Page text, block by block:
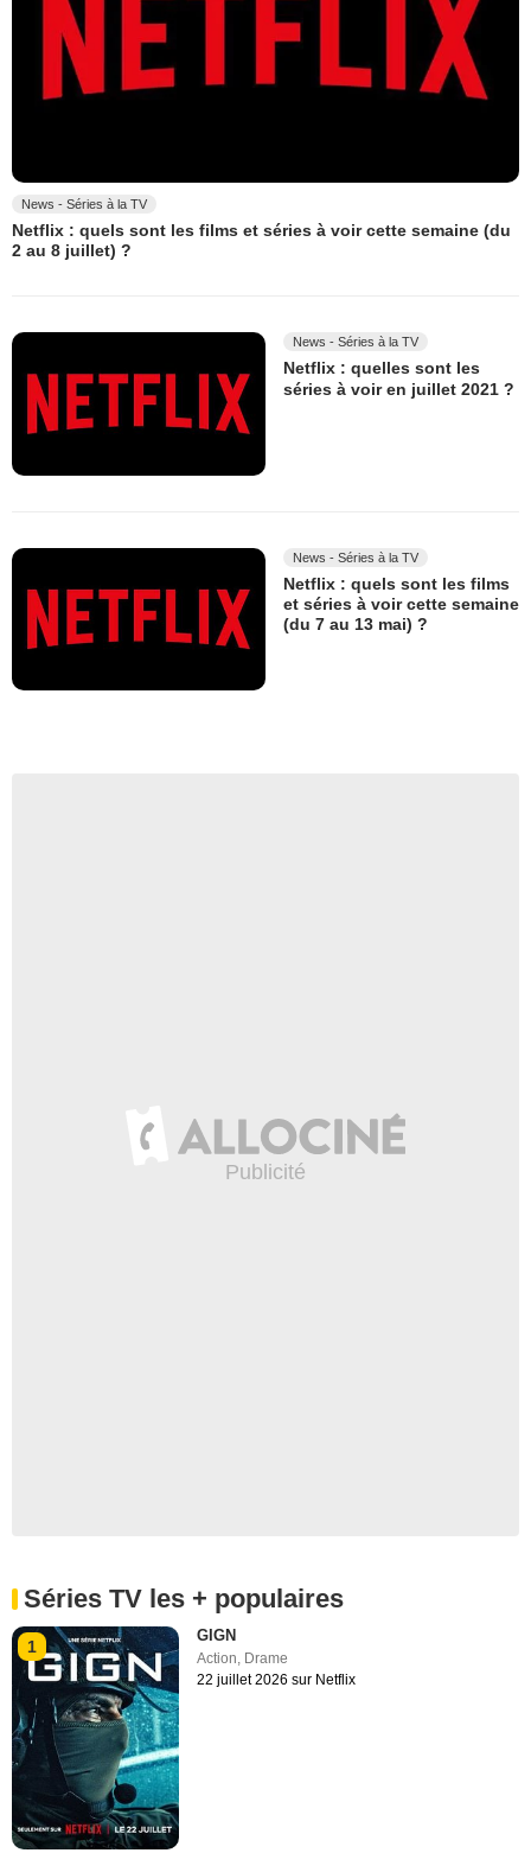
News - Séries à la TV
Netflix : quels sont les films et séries à voir cette semaine (du
2 au 8 juillet) ?
News - Séries à la TV
Netflix : quelles sont les
séries à voir en juillet 2021 ?
News - Séries à la TV
Netflix : quels sont les films
et séries à voir cette semaine
(du 7 au 13 mai) ?
Séries TV les + populaires
1
GIGN
Action, Drame
22 juillet 2026 sur Netflix